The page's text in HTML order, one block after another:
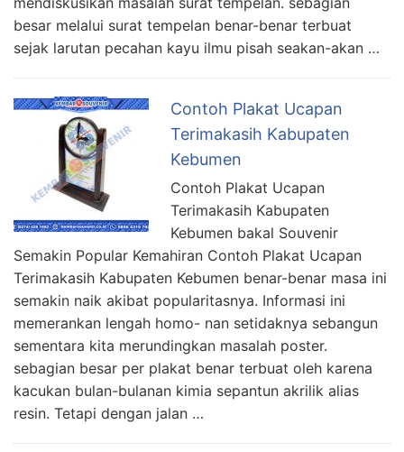
besar melalui surat tempelan benar-benar terbuat
sejak larutan pecahan kayu ilmu pisah seakan-akan …
Contoh Plakat Ucapan
Terimakasih Kabupaten
Kebumen
Contoh Plakat Ucapan
Terimakasih Kabupaten
Kebumen bakal Souvenir
Semakin Popular Kemahiran Contoh Plakat Ucapan
Terimakasih Kabupaten Kebumen benar-benar masa ini
semakin naik akibat popularitasnya. Informasi ini
memerankan lengah homo- nan setidaknya sebangun
sementara kita merundingkan masalah poster.
sebagian besar per plakat benar terbuat oleh karena
kacukan bulan-bulanan kimia sepantun akrilik alias
resin. Tetapi dengan jalan …